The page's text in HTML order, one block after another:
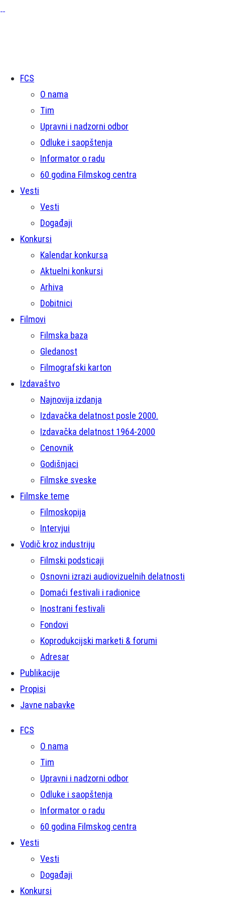
FCS
O nama
Tim
Upravni i nadzorni odbor
Odluke i saopštenja
Informator o radu
60 godina Filmskog centra
Vesti
Vesti
Događaji
Konkursi
Kalendar konkursa
Aktuelni konkursi
Arhiva
Dobitnici
Filmovi
Filmska baza
Gledanost
Filmografski karton
Izdavaštvo
Najnovija izdanja
Izdavačka delatnost posle 2000.
Izdavačka delatnost 1964-2000
Cenovnik
Godišnjaci
Filmske sveske
Filmske teme
Filmoskopija
Intervjui
Vodič kroz industriju
Filmski podsticaji
Osnovni izrazi audiovizuelnih delatnosti
Domaći festivali i radionice
Inostrani festivali
Fondovi
Koprodukcijski marketi & forumi
Adresar
Publikacije
Propisi
Javne nabavke
FCS
O nama
Tim
Upravni i nadzorni odbor
Odluke i saopštenja
Informator o radu
60 godina Filmskog centra
Vesti
Vesti
Događaji
Konkursi